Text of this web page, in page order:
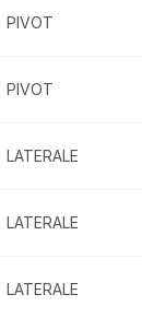
PIVOT
PIVOT
LATERALE
LATERALE
LATERALE